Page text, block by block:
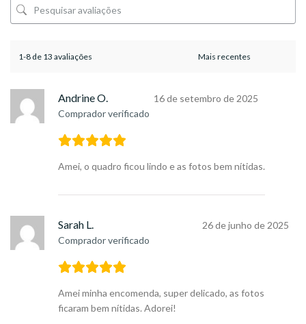
1-8 de 13 avaliações
Andrine O.
Comprador verificado
16 de setembro de 2025
Amei, o quadro ficou lindo e as fotos bem nítidas.
Sarah L.
Comprador verificado
26 de junho de 2025
Amei minha encomenda, super delicado, as fotos
ficaram bem nítidas. Adorei!